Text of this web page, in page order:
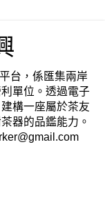
台，係匯集兩岸
單位。透過電子
構一座屬於茶友
器的品鑑能力。